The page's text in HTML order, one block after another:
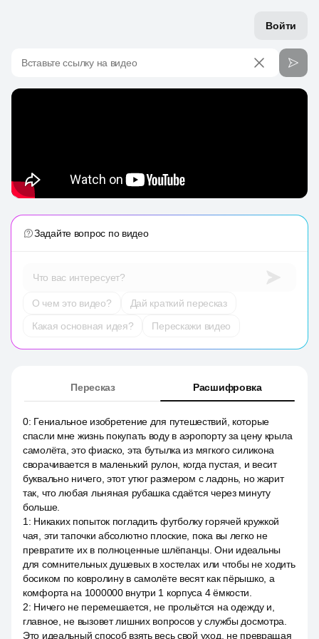
Войти
Вставьте ссылку на видео
Задайте вопрос по видео
Что вас интересует?
О чем это видео?
Дай краткий пересказ
Какая основная идея?
Перескажи видео
Пересказ Расшифровка
0: Гениальное изобретение для путешествий, которые
спасли мне жизнь покупать воду в аэропорту за цену крыла
самолёта, это фиаско, эта бутылка из мягкого силикона
сворачивается в маленький рулон, когда пустая, и весит
буквально ничего, этот утюг размером с ладонь, но жарит
так, что любая льняная рубашка сдаётся через минуту
больше.
1 : Никаких попыток погладить футболку горячей кружкой
чая, эти тапочки абсолютно плоские, пока вы легко не
превратите их в полноценные шлёпанцы. Они идеальны
для сомнительных душевых в хостелах или чтобы не ходить
босиком по ковролину в самолёте весят как пёрышко, а
комфорта на 1000000 внутри 1 корпуса 4 ёмкости.
2: Ничего не перемешается, не прольётся на одежду и,
главное, не вызовет лишних вопросов у службы досмотра.
Это идеальный способ взять весь свой уход, не превращая